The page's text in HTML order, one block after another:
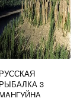
РУССКАЯ
РЫБАЛКА 3
МАНГУЙНА